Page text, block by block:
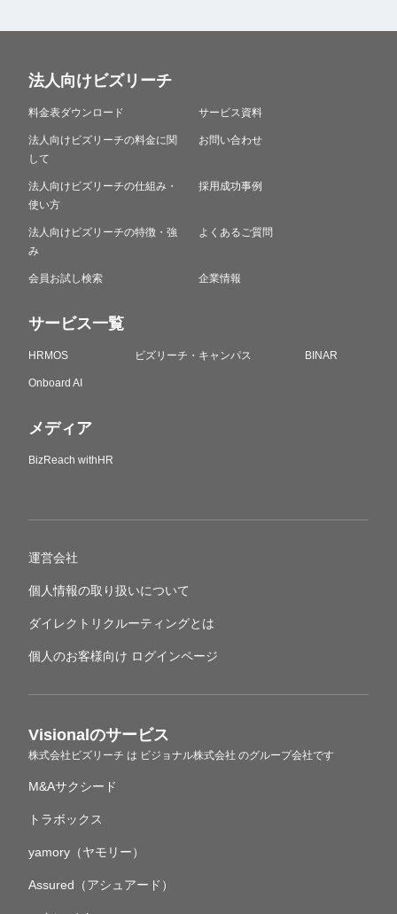
法人向けビズリーチ
料金表ダウンロード
法人向けビズリーチの料金に関
して
法人向けビズリーチの仕組み・
使い方
法人向けビズリーチの特徴・強
み
会員お試し検索
サービス資料
お問い合わせ
採用成功事例
よくあるご質問
企業情報
サービス一覧
HRMOS ビズリーチ・キャンパス BINAR
Onboard AI
メディア
BizReach withHR
運営会社
個人情報の取り扱いについて
ダイレクトリクルーティングとは
個人のお客様向け ログインページ
Visionalのサービス
株式会社ビズリーチ は ビジョナル株式会社 のグループ会社です
M&Aサクシード
トラボックス
yamory（ヤモリー）
Assured（アシュアード）